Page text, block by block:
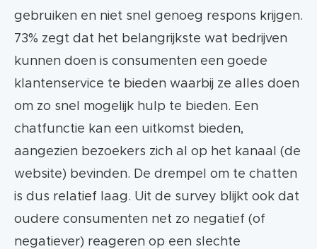
gebruiken en niet snel genoeg respons krijgen.
73% zegt dat het belangrijkste wat bedrijven
kunnen doen is consumenten een goede
klantenservice te bieden waarbij ze alles doen
om zo snel mogelijk hulp te bieden. Een
chatfunctie kan een uitkomst bieden,
aangezien bezoekers zich al op het kanaal (de
website) bevinden. De drempel om te chatten
is dus relatief laag. Uit de survey blijkt ook dat
oudere consumenten net zo negatief (of
negatiever) reageren op een slechte